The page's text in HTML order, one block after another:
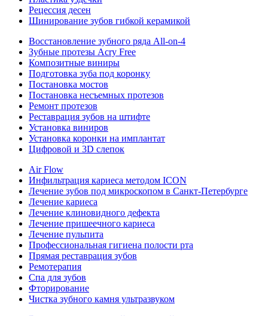
Рецессия десен
Шинирование зубов гибкой керамикой
Восстановление зубного ряда All‑on‑4
Зубные протезы Acry Free
Композитные виниры
Подготовка зуба под коронку
Постановка мостов
Постановка несъемных протезов
Ремонт протезов
Реставрация зубов на штифте
Установка виниров
Установка коронки на имплантат
Цифровой и 3D слепок
Air Flow
Инфильтрация кариеса методом ICON
Лечение зубов под микроскопом в Санкт-Петербурге
Лечение кариеса
Лечение клиновидного дефекта
Лечение пришеечного кариеса
Лечение пульпита
Профессиональная гигиена полости рта
Прямая реставрация зубов
Ремотерапия
Спа для зубов
Фторирование
Чистка зубного камня ультразвуком